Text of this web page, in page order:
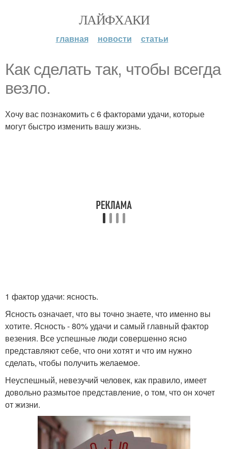
ЛАЙФХАКИ
главная новости статьи
Как сделать так, чтобы всегда
везло.
Хочу вас познакомить с 6 факторами удачи, которые
могут быстро изменить вашу жизнь.
1 фактор удачи: ясность.
Ясность означает, что вы точно знаете, что именно вы
хотите. Ясность - 80% удачи и самый главный фактор
везения. Все успешные люди совершенно ясно
представляют себе, что они хотят и что им нужно
сделать, чтобы получить желаемое.
Неуспешный, невезучий человек, как правило, имеет
довольно размытое представление, о том, что он хочет
от жизни.